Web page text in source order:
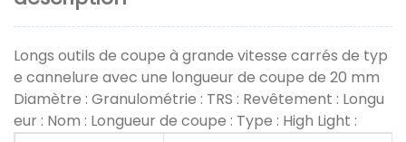
Longs outils de coupe à grande vitesse carrés de typ
e cannelure avec une longueur de coupe de 20 mm
Diamètre : Granulométrie : TRS : Revêtement : Longu
eur : Nom : Longueur de coupe : Type : High Light :